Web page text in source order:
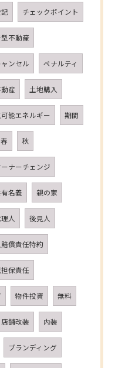
チェックポイント
不動産
ャンセル ペナルティ
産 土地購入
能エネルギー 期間
春 秋
ーナーチェンジ
名義 親の家
人 後見人
償責任特約
保責任
物件投資 無料
店舗改装 内装
ブランディング